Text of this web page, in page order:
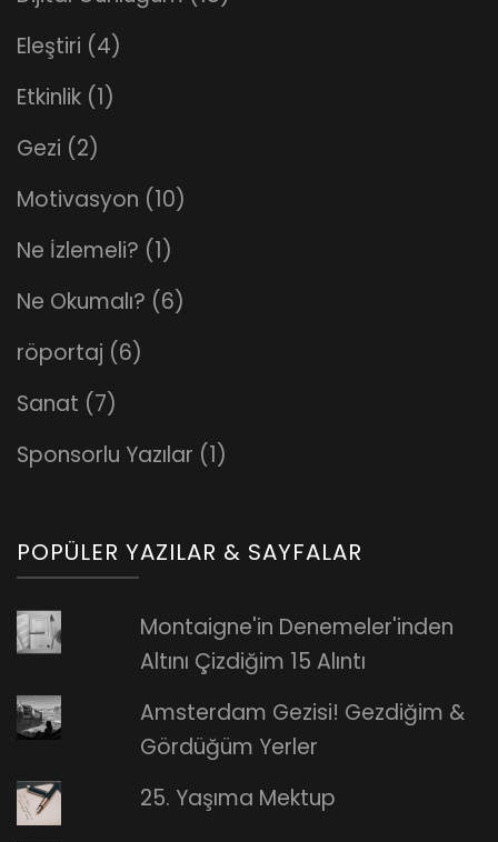
Eleştiri (4)
Etkinlik (1)
Gezi (2)
Motivasyon (10)
Ne İzlemeli? (1)
Ne Okumalı? (6)
röportaj (6)
Sanat (7)
Sponsorlu Yazılar (1)
POPÜLER YAZILAR & SAYFALAR
Montaigne'in Denemeler'inden
Altını Çizdiğim 15 Alıntı
Amsterdam Gezisi! Gezdiğim &
Gördüğüm Yerler
25. Yaşıma Mektup